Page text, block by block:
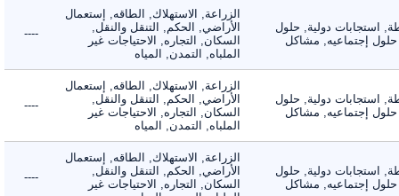
استجابات دولية, حلول
إجتماعيه, مشاكل
الزراعة, الاستهلاك, الطاقه, إستعمال
الأراضي, الحكم, التنقل والنقل,
السكان, التجاره, الاحتياجات غير
الملباه, التمدن, المياه
----
استجابات دولية, حلول
إجتماعيه, مشاكل
الزراعة, الاستهلاك, الطاقه, إستعمال
الأراضي, الحكم, التنقل والنقل,
السكان, التجاره, الاحتياجات غير
الملباه, التمدن, المياه
----
استجابات دولية, حلول
إجتماعيه, مشاكل
الزراعة, الاستهلاك, الطاقه, إستعمال
الأراضي, الحكم, التنقل والنقل,
السكان, التجاره, الاحتياجات غير
----